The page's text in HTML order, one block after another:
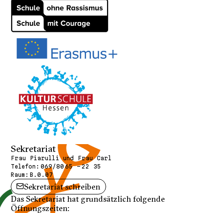
Sekretariat
Frau Piarulli und Frau Carl
Telefon: 069/80 65 - 22 35
Raum: B.0.07
Sekretariat schreiben
Das Sekretariat hat grundsätzlich folgende
Öffnungszeiten: